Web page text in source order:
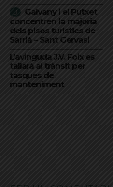
Galvany i el Putxet
concentren la majoria
dels pisos turístics de
Sarrià – Sant Gervasi
L’avinguda J.V. Foix es
tallarà al trànsit per
tasques de
manteniment